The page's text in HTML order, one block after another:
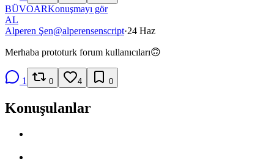
BÜVOARKonuşmayı gör
AL
Alperen Şen@alperensenscript·24 Haz
Merhaba prototurk forum kullanıcıları🙃
1 0 4 0
Konuşulanlar